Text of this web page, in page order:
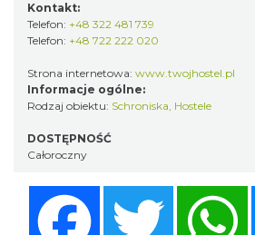
Kontakt:
Telefon: +48 322 481 739
Telefon: +48 722 222 020
Strona internetowa: www.twojhostel.pl
Informacje ogólne:
Rodzaj obiektu: Schroniska, Hostele
DOSTĘPNOŚĆ
Całoroczny
Twitter